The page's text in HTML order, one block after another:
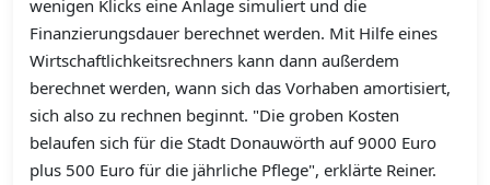
wenigen Klicks eine Anlage simuliert und die
Finanzierungsdauer berechnet werden. Mit Hilfe eines
Wirtschaftlichkeitsrechners kann dann außerdem
berechnet werden, wann sich das Vorhaben amortisiert,
sich also zu rechnen beginnt. "Die groben Kosten
belaufen sich für die Stadt Donauwörth auf 9000 Euro
plus 500 Euro für die jährliche Pflege", erklärte Reiner.